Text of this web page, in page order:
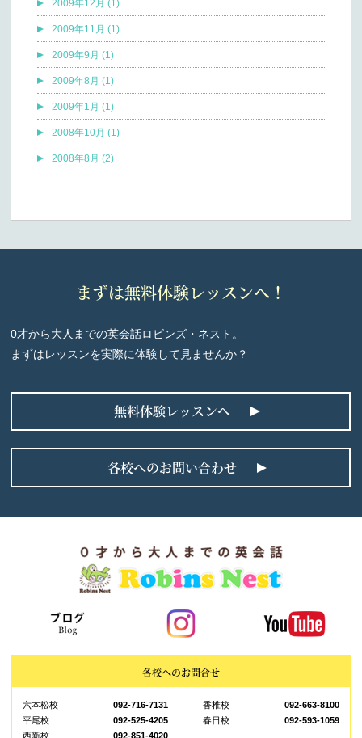
2009年12月 (1)
2009年11月 (1)
2009年9月 (1)
2009年8月 (1)
2009年1月 (1)
2008年10月 (1)
2008年8月 (2)
まずは無料体験レッスンへ！
0才から大人までの英会話ロビンズ・ネスト。
まずはレッスンを実際に体験して見ませんか？
無料体験レッスンへ
各校へのお問い合わせ
各校へのお問合せ
六本松校 092-716-7131 香椎校
092-663-8100
平尾校
092-525-4205 春日校
092-593-1059
西新校
092-851-4020